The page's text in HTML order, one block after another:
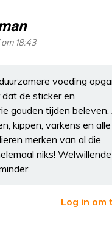
om 18:43
voeding
de sticker en
gouden tijden beleven.
kippen, varkens en alle
merken van al die
niks!
Log in om